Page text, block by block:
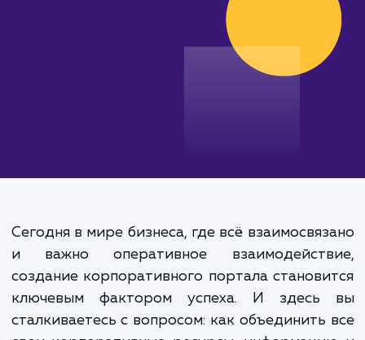
от 200 000 руб.
Сегодня в мире бизнеса, где всё
и важно оперативное